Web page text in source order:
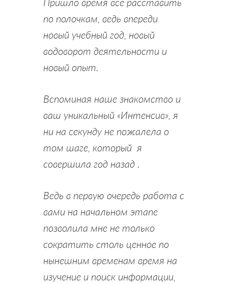
по полочкам, ведь впереди
новый учебный год, новый
водоворот деятельности и
новый опыт.
Вспоминая наше знакомство и
ваш уникальный «Интенсив», я
ни на секунду не пожалела о
том шаге, который я
совершила год назад .
Ведь в первую очередь работа с
вами на начальном этапе
позволила мне не только
сократить столь ценное по
нынешним временам время на
изучение и поиск информации,